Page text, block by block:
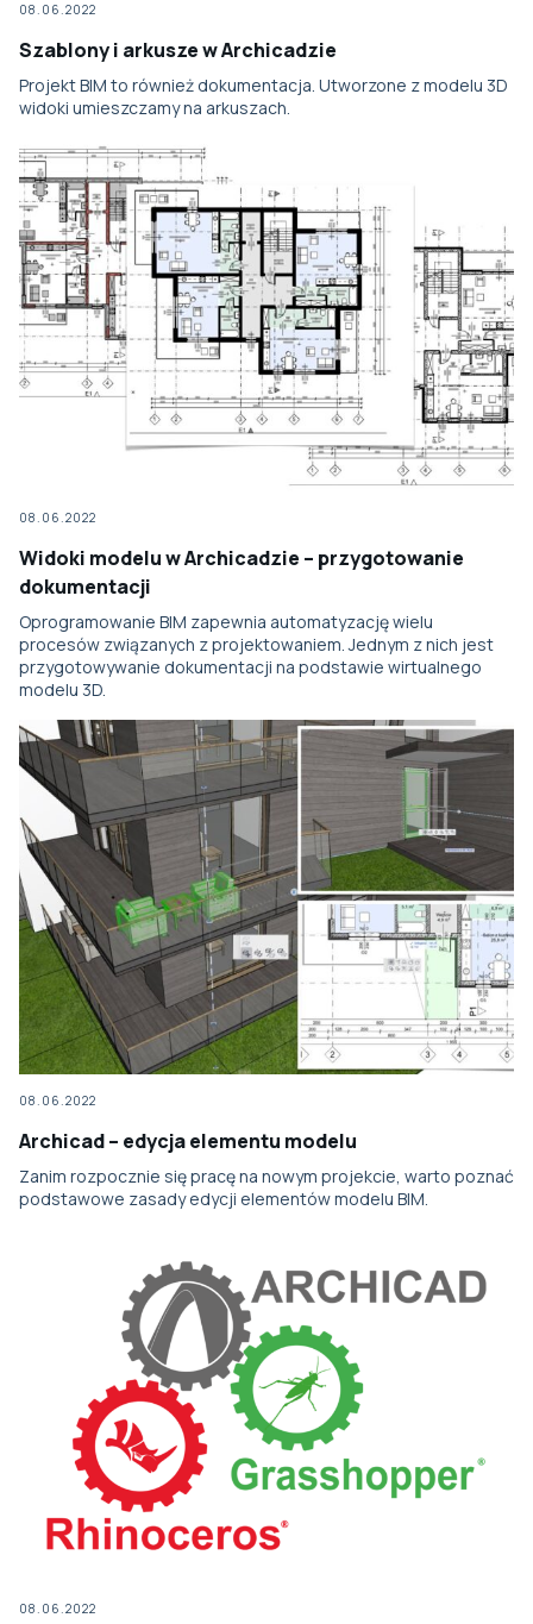
08.06.2022
Szablony i arkusze w Archicadzie
Projekt BIM to również dokumentacja. Utworzone z modelu 3D
widoki umieszczamy na arkuszach.
08.06.2022
Widoki modelu w Archicadzie – przygotowanie
dokumentacji
Oprogramowanie BIM zapewnia automatyzację wielu
procesów związanych z projektowaniem. Jednym z nich jest
przygotowywanie dokumentacji na podstawie wirtualnego
modelu 3D.
08.06.2022
Archicad – edycja elementu modelu
Zanim rozpocznie się pracę na nowym projekcie, warto poznać
podstawowe zasady edycji elementów modelu BIM.
08.06.2022